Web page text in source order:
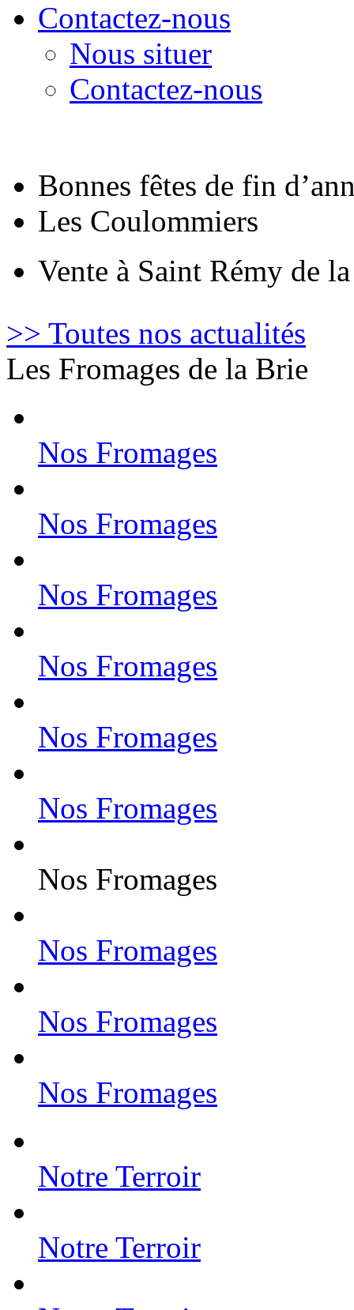
Contactez-nous
Nous situer
Contactez-nous
Bonnes fêtes de fin
Les Coulommiers
Vente à Saint Rémy de
>> Toutes nos actualités
Les Fromages de la Brie
Nos Fromages
Nos Fromages
Nos Fromages
Nos Fromages
Nos Fromages
Nos Fromages
Nos Fromages
Nos Fromages
Nos Fromages
Nos Fromages
Notre Terroir
Notre Terroir